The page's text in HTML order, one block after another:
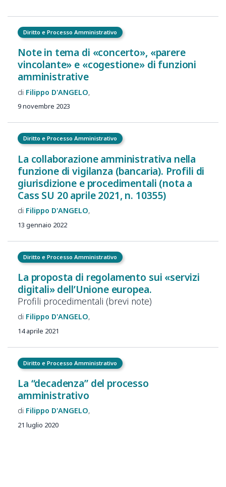
Diritto e Processo Amministrativo
Note in tema di «concerto», «parere
vincolante» e «cogestione» di funzioni
amministrative
Filippo D'ANGELO
9 novembre 2023
Diritto e Processo Amministrativo
La collaborazione amministrativa nella
funzione di vigilanza (bancaria). Profili di
giurisdizione e procedimentali (nota a
Cass SU 20 aprile 2021, n. 10355)
Filippo D'ANGELO
13 gennaio 2022
Diritto e Processo Amministrativo
La proposta di regolamento sui «servizi
digitali» dell’Unione europea.
Profili procedimentali (brevi note)
Filippo D'ANGELO
14 aprile 2021
Diritto e Processo Amministrativo
La “decadenza” del processo
amministrativo
Filippo D'ANGELO
21 luglio 2020